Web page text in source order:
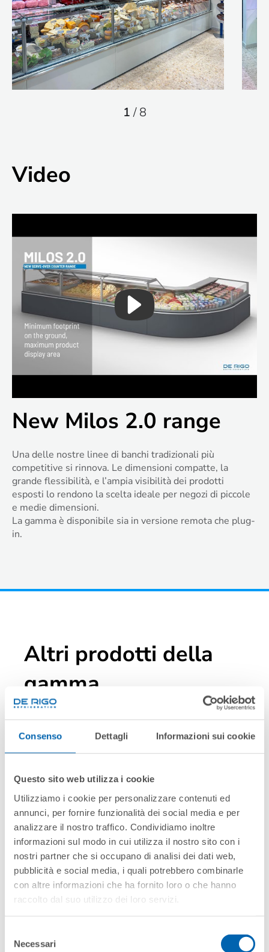
Consenso Dettagli Informazioni sui cookie
Questo sito web utilizza i cookie
Utilizziamo i cookie per personalizzare contenuti ed
annunci, per fornire funzionalità dei social media e per
analizzare il nostro traffico. Condividiamo inoltre
informazioni sul modo in cui utilizza il nostro sito con i
nostri partner che si occupano di analisi dei dati web,
pubblicità e social media, i quali potrebbero combinarle
con altre informazioni che ha fornito loro o che hanno
raccolto dal suo utilizzo dei loro servizi.
delNecessari
1/8
Video
New Milos 2.0 range
Una delle nostre linee di banchi tradizionali più
competitive si rinnova. Le dimensioni compatte, la
grande flessibilità, e l’ampia visibilità dei prodotti
esposti lo rendono la scelta ideale per negozi di piccole
e medie dimensioni.
La gamma è disponibile sia in versione remota che plug-
in.
Altri prodotti della
gamma
MILOS 2.0 LS